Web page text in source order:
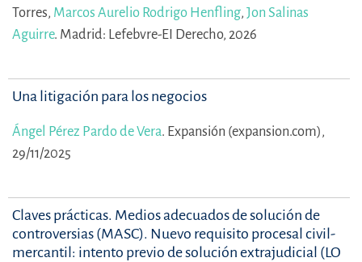
Torres, Marcos Aurelio Rodrigo Henfling, Jon Salinas
Aguirre. Madrid: Lefebvre-EI Derecho, 2026
Una litigación para los negocios
Ángel Pérez Pardo de Vera. Expansión (expansion.com),
29/11/2025
Claves prácticas. Medios adecuados de solución de
controversias (MASC). Nuevo requisito procesal civil-
mercantil: intento previo de solución extrajudicial (LO